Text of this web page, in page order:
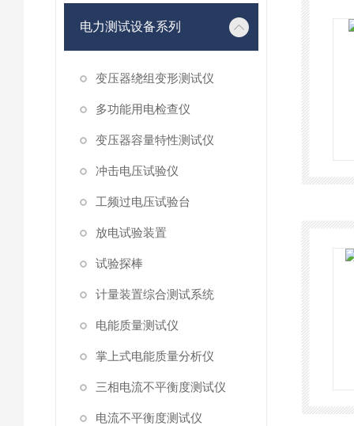
电力测试设备系列
变压器绕组变形测试仪
多功能用电检查仪
变压器容量特性测试仪
冲击电压试验仪
工频过电压试验台
放电试验装置
试验探棒
计量装置综合测试系统
电能质量测试仪
掌上式电能质量分析仪
三相电流不平衡度测试仪
电流不平衡度测试仪